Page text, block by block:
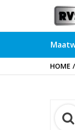
HOME /